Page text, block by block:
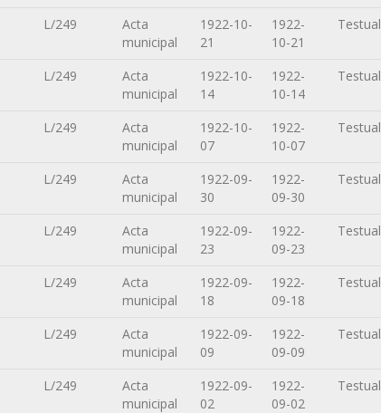
L/249
Acta
municipal
1922-10-
21
1922-
10-21
Testual
L/249
Acta
municipal
1922-10-
14
1922-
10-14
Testual
L/249
Acta
municipal
1922-10-
07
1922-
10-07
Testual
L/249
Acta
municipal
1922-09-
30
1922-
09-30
Testual
L/249
Acta
municipal
1922-09-
23
1922-
09-23
Testual
L/249
Acta
municipal
1922-09-
18
1922-
09-18
Testual
L/249
Acta
municipal
1922-09-
09
1922-
09-09
Testual
L/249
Acta
municipal
1922-09-
02
1922-
09-02
Testual